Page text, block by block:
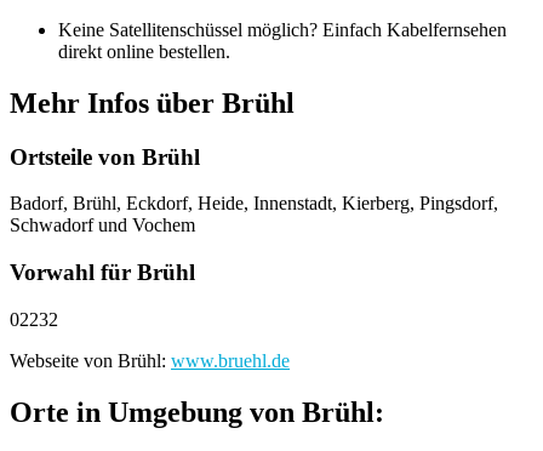
Keine Satellitenschüssel möglich? Einfach Kabelfernsehen
direkt online bestellen.
Mehr Infos über Brühl
Ortsteile von Brühl
Badorf, Brühl, Eckdorf, Heide, Innenstadt, Kierberg, Pingsdorf,
Schwadorf und Vochem
Vorwahl für Brühl
02232
Webseite von Brühl: www.bruehl.de
Orte in Umgebung von Brühl: